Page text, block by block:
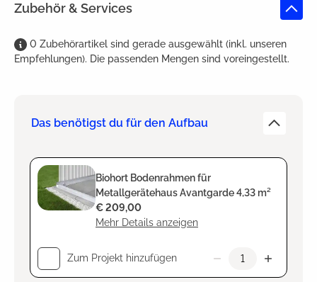
Zubehör & Services
0 Zubehörartikel sind gerade ausgewählt (inkl. unseren
Empfehlungen). Die passenden Mengen sind voreingestellt.
Das benötigst du für den Aufbau
Biohort Bodenrahmen für
Metallgerätehaus Avantgarde 4,33 m²
Mehr Details anzeigen
€ 209,00
Zum Projekt hinzufügen